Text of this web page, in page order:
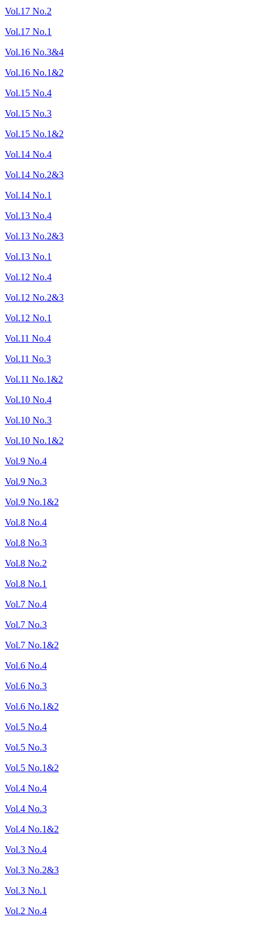
Vol.17 No.2
Vol.17 No.1
Vol.16 No.3&4
Vol.16 No.1&2
Vol.15 No.4
Vol.15 No.3
Vol.15 No.1&2
Vol.14 No.4
Vol.14 No.2&3
Vol.14 No.1
Vol.13 No.4
Vol.13 No.2&3
Vol.13 No.1
Vol.12 No.4
Vol.12 No.2&3
Vol.12 No.1
Vol.11 No.4
Vol.11 No.3
Vol.11 No.1&2
Vol.10 No.4
Vol.10 No.3
Vol.10 No.1&2
Vol.9 No.4
Vol.9 No.3
Vol.9 No.1&2
Vol.8 No.4
Vol.8 No.3
Vol.8 No.2
Vol.8 No.1
Vol.7 No.4
Vol.7 No.3
Vol.7 No.1&2
Vol.6 No.4
Vol.6 No.3
Vol.6 No.1&2
Vol.5 No.4
Vol.5 No.3
Vol.5 No.1&2
Vol.4 No.4
Vol.4 No.3
Vol.4 No.1&2
Vol.3 No.4
Vol.3 No.2&3
Vol.3 No.1
Vol.2 No.4